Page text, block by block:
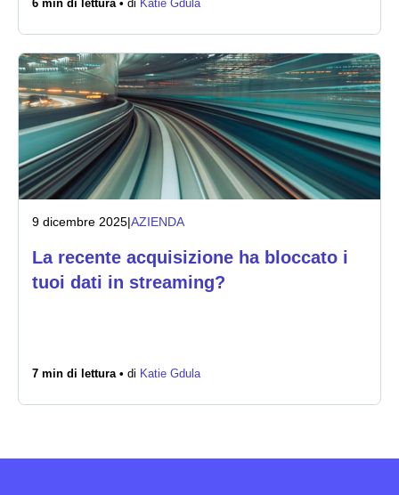
Notizie
6 min di lettura • di Katie Gdula
9 dicembre 2025|AZIENDA
La recente acquisizione ha bloccato i
tuoi dati in streaming?
7 min di lettura • di Katie Gdula